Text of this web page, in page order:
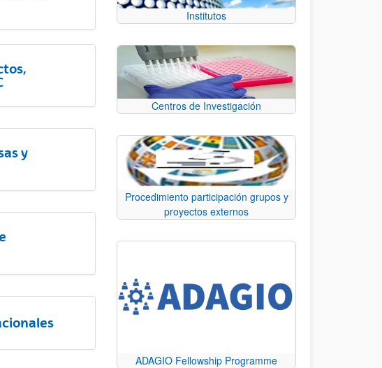
y
Institutos
Centros de Investigación
Procedimiento participación grupos y
proyectos externos
ADAGIO Fellowship Programme